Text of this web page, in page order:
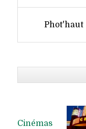
Phot'haut
Cinémas